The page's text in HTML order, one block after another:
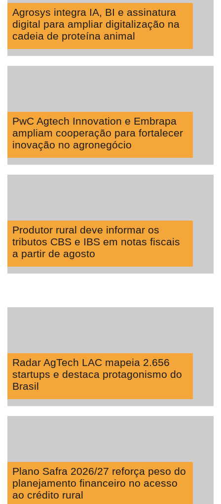
Agro
Lean
Way
Consulting
Agrosys integra IA, BI e assinatura
digital para ampliar digitalização na
cadeia de proteína animal
PwC Agtech Innovation e Embrapa
ampliam cooperação para fortalecer
inovação no agronegócio
Produtor rural deve informar os
tributos CBS e IBS em notas fiscais
a partir de agosto
Radar AgTech LAC mapeia 2.656
startups e destaca protagonismo do
Brasil
Plano Safra 2026/27 reforça peso do
planejamento financeiro no acesso
ao crédito rural